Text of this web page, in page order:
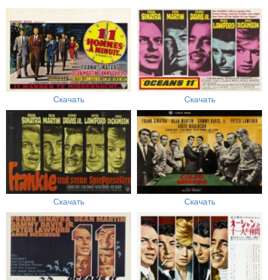
Скачать Скачать
Скачать Скачать